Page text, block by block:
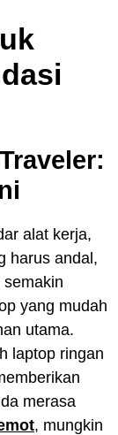
alat kerja,
harus andal,
yang mudah
utama.
laptop ringan
merasa
, mungkin